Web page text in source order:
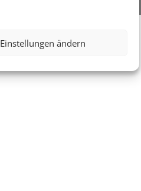
Einstellungen ändern